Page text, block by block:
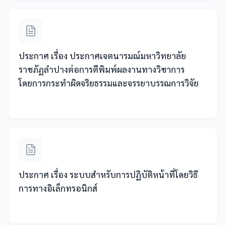
ประกาศ เรื่อง ประกาศเจตนารมณ์มหาวิทยาลัย
ราชภัฏลำปางต่อการตีพิมพ์ผลงานทางวิชาการ
โดยการกระทำผิดจริยธรรมและจรรยาบรรณการวิจัย
ประกาศ เรื่อง ระบบสำหรับการปฏิบัติหน้าที่โดยวิธี
การทางอิเล็กทรอนิกส์